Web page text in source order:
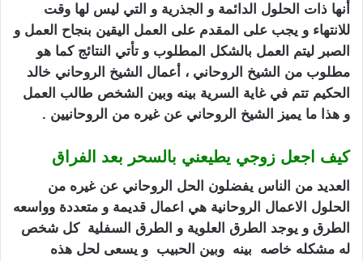
أنها ذات الحلول الدائمة و الجذرية و التي ليس لها وقت
للانتهاء و يجب على المقدم على العمل اليقين بنجاح العمل و
الصبر ليتم العمل بالشكل المطلوب و تأتي النتائج كما هو
مطلوب من الشيخ الروحاني ، أعمال الشيخ الروحاني خالد
الحكيم تتم في غاية السرية بينه وبين الشخص طالب العمل
و هذا ما يميز الشيخ الروحاني عن غيره من الروحانيين .
كيف اجعل زوجي يطيعني بالسحر بعد الفراق
العديد من الناس يفضلون الحل الروحاني عن غيره من
الحلول الاعمال الروحانية هي اعمال قديمة و متعددة وواسعه
الطرق و يوجد الطرق العلوية و الطرق السفلية كل شخص
له مشكله خاصه بينه وبين الحبيب و يسعى لحل هذه